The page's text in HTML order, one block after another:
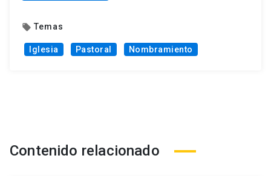
local_offer Temas
Iglesia Pastoral Nombramiento
Contenido relacionado